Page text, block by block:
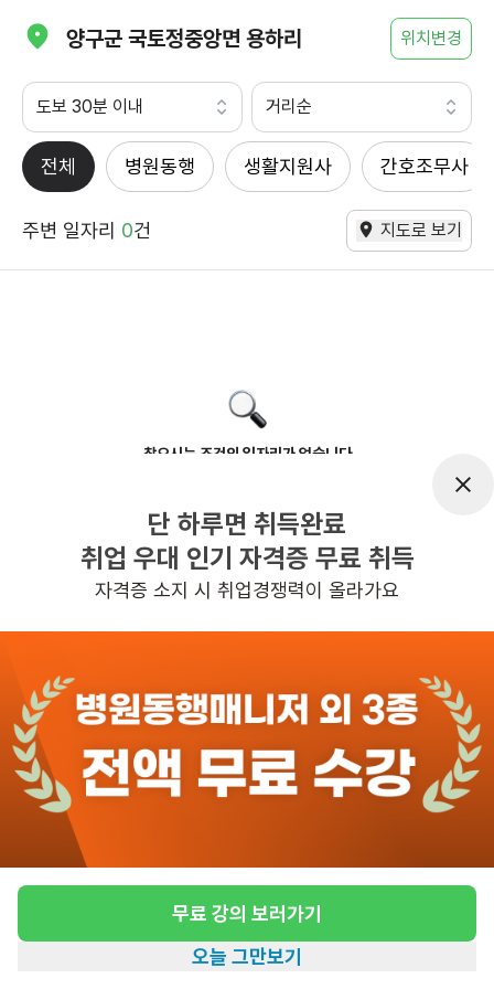
양구군 국토정중앙면 용하리 위치변경
도보 30분 이내 거리순
전체 병원동행 생활지원사 간호조무사
주변 일자리 0건 지도로 보기
찾으시는 조건의 일자리가 없습니다
반경 3KM 이내의 일자리 확인하기
단 하루면 취득완료
취업 우대 인기 자격증 무료 취득
자격증 소지 시 취업경쟁력이 올라가요
무료 강의 보러가기
오늘 그만보기